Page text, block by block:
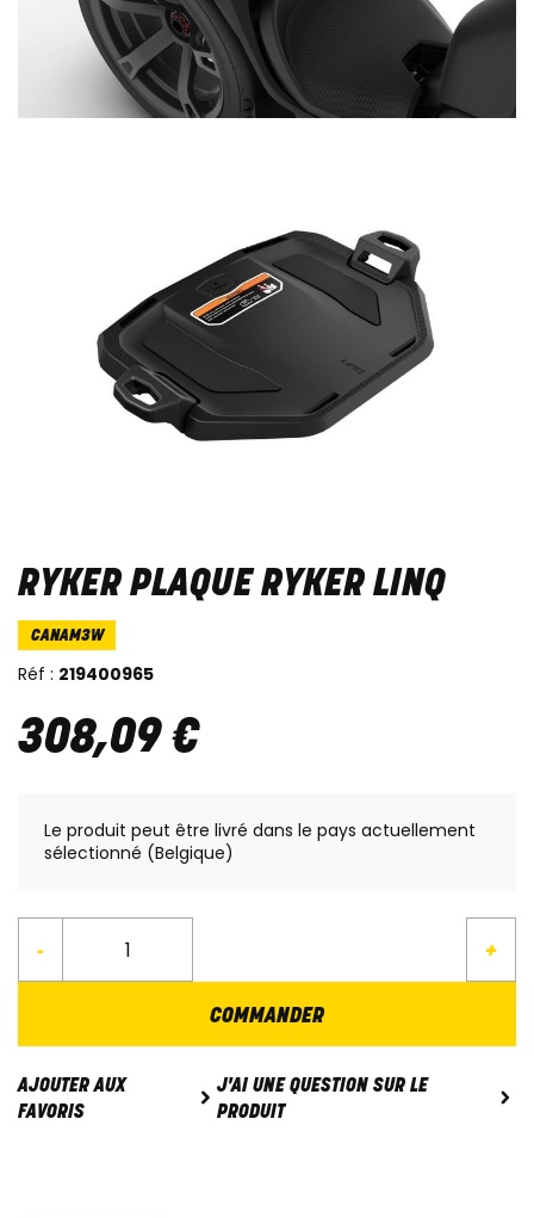
RYKER PLAQUE RYKER LINQ
CANAM3W
Réf : 219400965
308,09€
Le produit peut être livré dans le pays actuellement
sélectionné (Belgique)
- +
COMMANDER
AJOUTER AUX
FAVORIS
J'AI UNE QUESTION SUR LE
PRODUIT